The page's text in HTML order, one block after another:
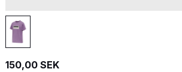
150,00 SEK